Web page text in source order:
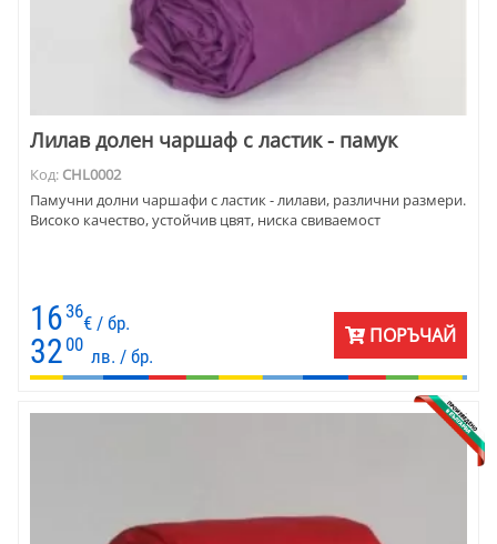
Лилав долен чаршаф с ластик - памук
Код: CHL0002
Памучни долни чаршафи с ластик - лилави, различни размери.
Високо качество, устойчив цвят, ниска свиваемост
16 36
€ / бр.
32 00
лв. / бр.
ПОРЪЧАЙ